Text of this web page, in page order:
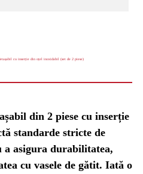
cu inserție din oțel inoxidabil (set de 2 piese)
din 2 piese cu inserție
standarde stricte de
asigura durabilitatea,
cu vasele de gătit. Iată o